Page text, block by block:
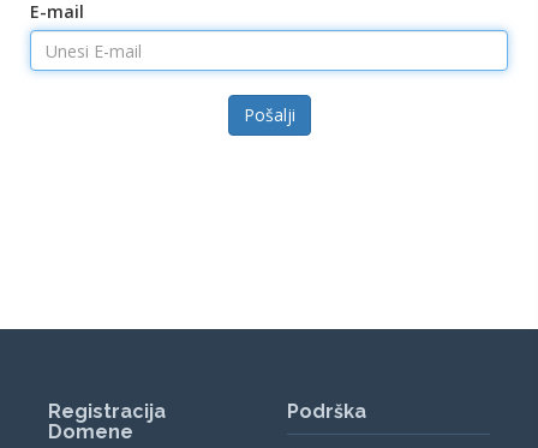
E-mail
Pošalji
Registracija
Domene
Podrška